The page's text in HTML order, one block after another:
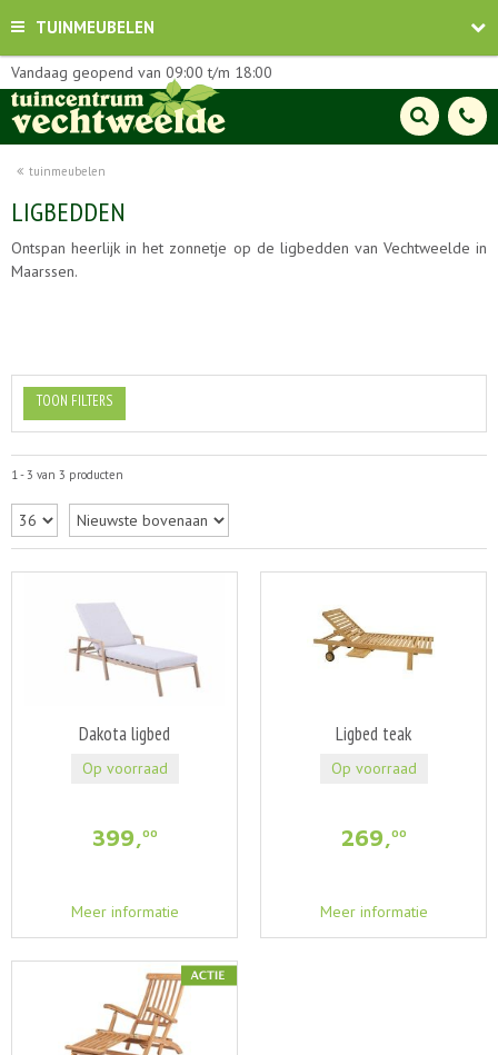
TUINMEUBELEN
tuinmeubelen
Vandaag geopend van 09:00 t/m 18:00
LIGBEDDEN
Ontspan heerlijk in het zonnetje op de ligbedden van Vechtweelde in
Maarssen.
TOON FILTERS
1 - 3 van 3 producten
Dakota ligbed
399,00
Meer informatie
Op voorraad
Ligbed teak
269,00
Meer informatie
Op voorraad